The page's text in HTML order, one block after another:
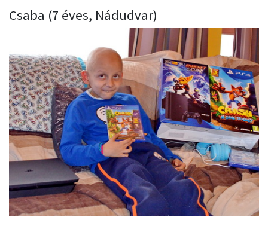
Csaba (7 éves, Nádudvar)